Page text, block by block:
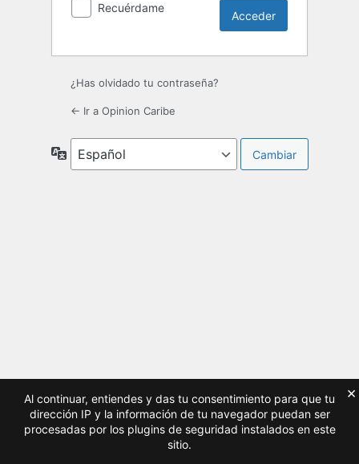
Recuérdame
¿Has olvidado tu contraseña?
← Ir a Opinion Caribe
Idioma
Al continuar, entiendes y das tu consentimiento para que tu
dirección IP y la información de tu navegador puedan ser
procesadas por los plugins de seguridad instalados en este
sitio.
×